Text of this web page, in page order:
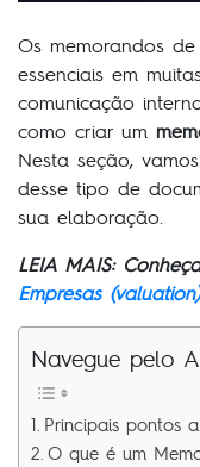
Os memorandos
essenciais em
comunicação
como criar um
Nesta seção,
desse tipo de
sua elaboração.
LEIA MAIS:
Empresas
Navegue pelo
Principais pontos
O que é um